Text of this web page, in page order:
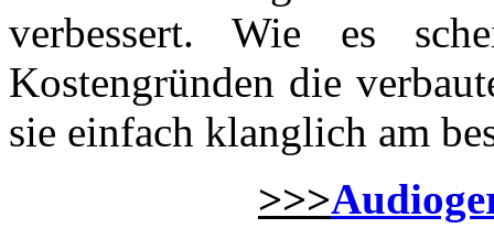
verbessert. Wie es
Kostengründen die
sie einfach klanglich am
>>>